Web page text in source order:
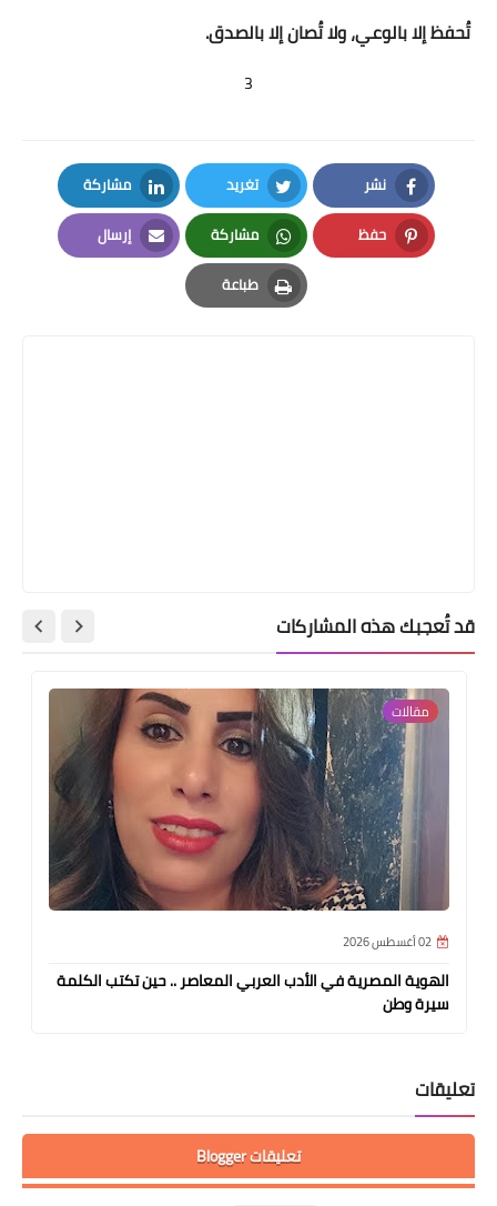
تُحفظ إلا بالوعي، ولا تُصان إلا بالصدق.
3
نشر
Facebook
تغريد
Twitter
مشاركة
LinkedIn
حفظ
Pinterest
مشاركة
Whatsapp
إرسال
Email
طباعة
Print
قد تُعجبك هذه المشاركات
مقالات
02 أغسطس 2026
الهوية المصرية في الأدب العربي المعاصر .. حين تكتب الكلمة
سيرة وطن
تعليقات
تعليقات Blogger